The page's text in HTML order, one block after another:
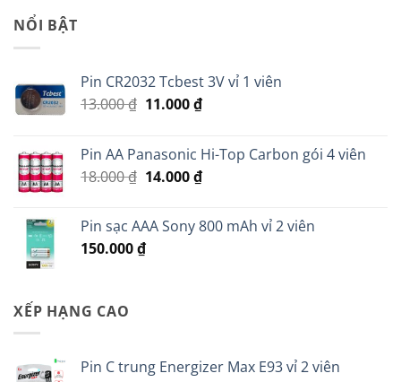
NỔI BẬT
Pin CR2032 Tcbest 3V vỉ 1 viên
13.000₫ Giá
13.000 ₫.
11.000₫Giá
là:
11.000 ₫.
Pin AA Panasonic Hi-Top Carbon gói 4 viên
18.000₫ Giá
18.000 ₫.
14.000₫Giá
là:
Pin sạc AAA Sony 800 mAh vỉ 2 viên
150.000₫
XẾP HẠNG CAO
Pin C trung Energizer Max E93 vỉ 2 viên